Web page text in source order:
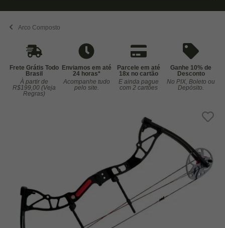
Arco Composto
Frete Grátis Todo
Brasil
À partir de
R$199,00 (Veja
Regras)
Enviamos em até
24 horas*
Acompanhe tudo
pelo site.
Parcele em até
18x no cartão
E ainda pague
com 2 cartões
Ganhe 10% de
Desconto
No PIX, Boleto ou
Depósito.